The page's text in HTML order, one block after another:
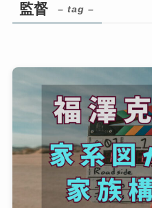
監督 – tag –